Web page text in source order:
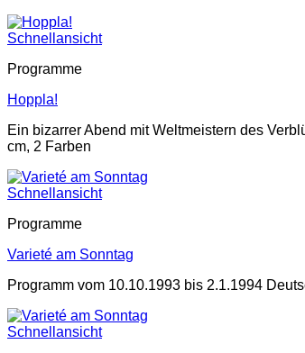
Schnellansicht
Programme
Hoppla!
Ein bizarrer Abend mit Weltmeistern des
cm, 2 Farben
Schnellansicht
Programme
Varieté am Sonntag
Programm vom 10.10.1993 bis 2.1.1994
Schnellansicht